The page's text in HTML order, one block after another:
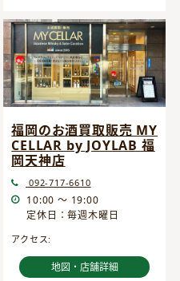
福岡のお酒買取販売 MY
CELLAR by JOYLAB 福
岡天神店
092-717-6610
10:00 ～ 19:00
定休日：毎週木曜日
アクセス:
地図・店舗詳細